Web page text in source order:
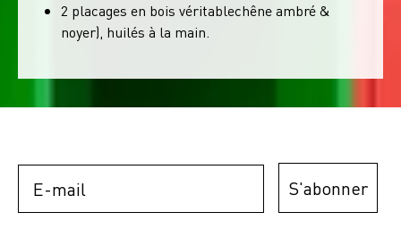
2 placages en bois véritablechêne ambré &
noyer), huilés à la main.
S'abonner